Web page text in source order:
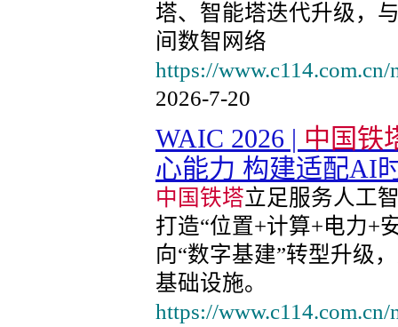
塔、智能塔迭代升级，
间数智网络
https://
2026-7-20
WAIC 2026 | 中国铁
心能力 构建适配AI
中国铁塔立足服务人工
打造“位置+计算+电力+
向“数字基建”转型升级
基础设施。
https://